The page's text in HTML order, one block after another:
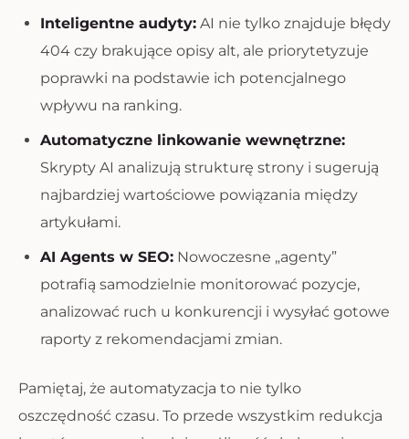
Inteligentne audyty: AI nie tylko znajduje błędy
404 czy brakujące opisy alt, ale priorytetyzuje
poprawki na podstawie ich potencjalnego
wpływu na ranking.
Automatyczne linkowanie wewnętrzne:
Skrypty AI analizują strukturę strony i sugerują
najbardziej wartościowe powiązania między
artykułami.
AI Agents w SEO: Nowoczesne „agenty”
potrafią samodzielnie monitorować pozycje,
analizować ruch u konkurencji i wysyłać gotowe
raporty z rekomendacjami zmian.
Pamiętaj, że automatyzacja to nie tylko
oszczędność czasu. To przede wszystkim redukcja